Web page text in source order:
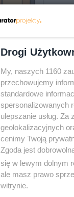
Zapytaj o możliwość
zmian
Drogi
My, naszych 1160
przechowujemy
standardowe
spersonalizowanych
ulepszanie usług.
geolokalizacyjnych
cenimy Twoją
Zgoda jest
się w lewym dolnym
ale masz prawo
witrynie.